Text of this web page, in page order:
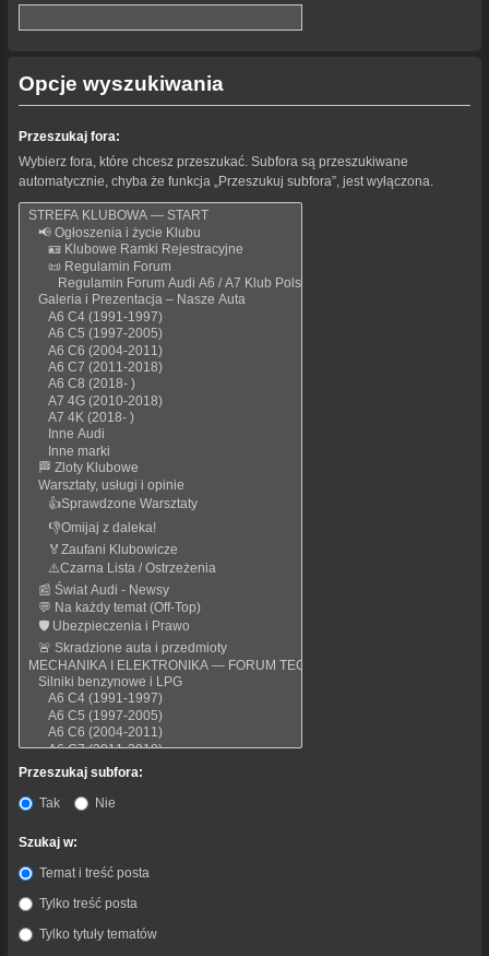
Opcje wyszukiwania
Przeszukaj fora:
Wybierz fora, które chcesz przeszukać. Subfora są przeszukiwane
automatycznie, chyba że funkcja „Przeszukuj subfora”, jest wyłączona.
Przeszukaj subfora:
Tak
Nie
Szukaj w:
Temat i treść posta
Tylko treść posta
Tylko tytuły tematów